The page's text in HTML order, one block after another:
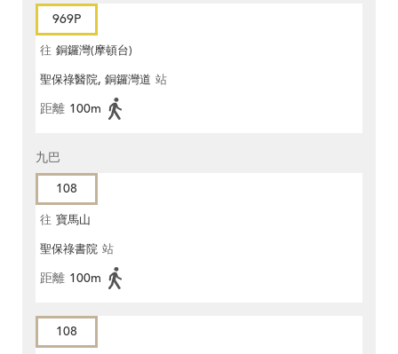
969P
往 銅鑼灣(摩頓台)
聖保祿醫院, 銅鑼灣道 站
距離 100m
九巴
108
往 寶馬山
聖保祿書院 站
距離 100m
108